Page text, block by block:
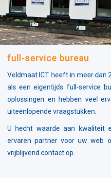
full-service bureau
Veldmaat ICT heeft in meer dan
als een eigentijds full-service
oplossingen en hebben veel
uiteenlopende vraagstukken.
U hecht waarde aan kwaliteit
ervaren partner voor uw web
vrijblijvend contact op.